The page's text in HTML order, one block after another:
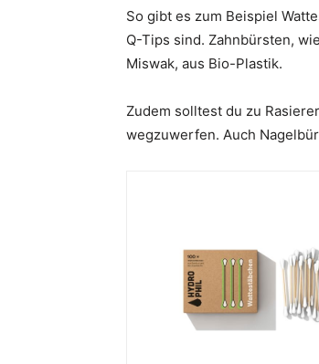
So gibt es zum Beispiel
Q-Tips sind. Zahnbürsten,
Miswak, aus Bio-Plastik.
Zudem solltest du zu
wegzuwerfen. Auch